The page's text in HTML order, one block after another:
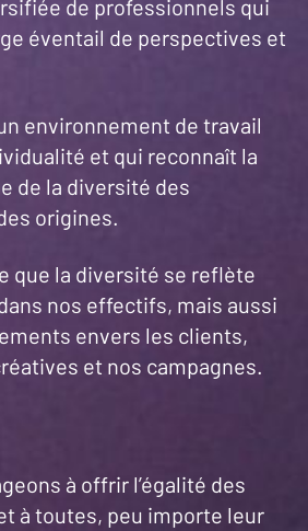
de professionnels qui
éventail de perspectives et
environnement de travail
et qui reconnaît la
de la diversité des
origines.
que la diversité se reflète
nos effectifs, mais aussi
envers les clients,
et nos campagnes.
à offrir l’égalité des
à toutes, peu importe leur